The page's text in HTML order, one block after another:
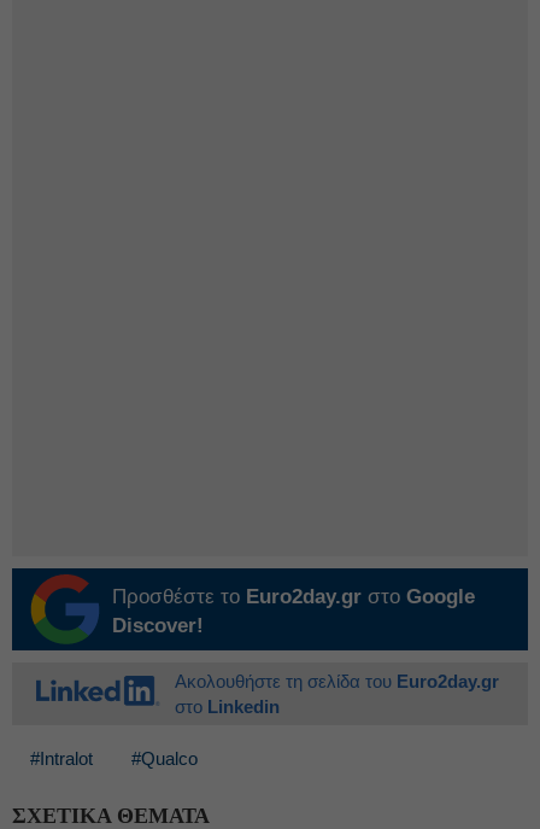
Προσθέστε το Euro2day.gr στο Google
Discover!
Ακολουθήστε τη σελίδα του Euro2day.gr
στο Linkedin
#Intralot #Qualco
ΣΧΕΤΙΚΑ ΘΕΜΑΤΑ